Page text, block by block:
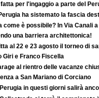
per l'ingaggio a parte del
ha sistemato la fascia
come è possibile? In Via Canali
una barriera architettonica!
al 22 e 23 agosto il torneo di
Giri e Franco Fiscella
al rientro delle vacanze
a San Mariano di Corciano
in questi giorni salirà